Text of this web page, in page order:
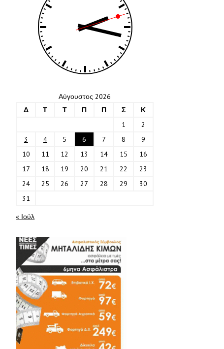
Αύγουστος 2026
Δ
Τ Τ Π Π Σ
Κ
1
2
3
4 5 6 7 8
9
10
11 12 13 14 15
16
17
18 19 20 21 22
23
24
25 26 27 28 29
30
31
« Ιούλ